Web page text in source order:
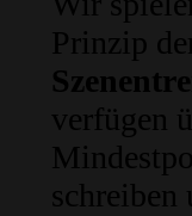
Prinzip
verfügen
schreiben